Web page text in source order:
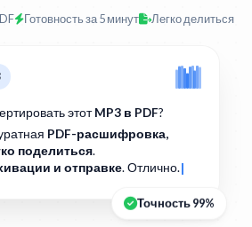
Готовность за 5 минут Легко делиться
этотMP3 в PDF?
PDF-расшифровка,
поделиться.
и отправке. Отлично.
Точность 99%